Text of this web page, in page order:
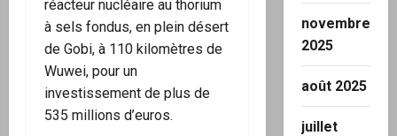
réacteur nucléaire au thorium
à sels fondus, en plein désert
de Gobi, à 110 kilomètres de
Wuwei, pour un
investissement de plus de
535 millions d’euros.
novembre
2025
août 2025
juillet